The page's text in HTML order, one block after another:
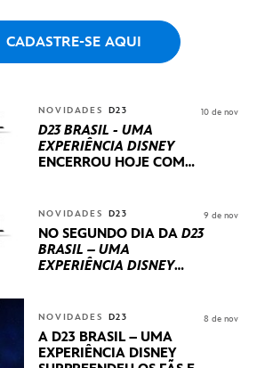
CADASTRE-SE AQUI
NOVIDADES D23
D23 BRASIL - UMA
EXPERIÊNCIA DISNEY
ENCERROU HOJE COM
INTERNACIONAIS E
PRODUÇÕES BRASILEIRAS
10 de nov
NOVIDADES D23
NO SEGUNDO DIA DA D23
BRASIL – UMA
EXPERIÊNCIA DISNEY
STUDIOS REVELARAM
PRÉVIAS E NOVIDADES
DOS SEUS PRÓXIMOS
LANÇAMENTOS
9 de nov
NOVIDADES D23
A D23 BRASIL – UMA
EXPERIÊNCIA DISNEY
8 de nov